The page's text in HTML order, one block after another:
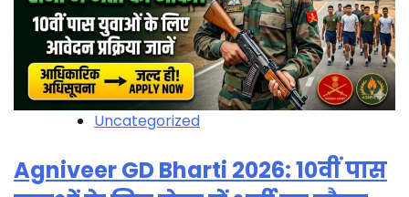
Uncategorized
Agniveer GD Bharti 2026: 10वीं पास